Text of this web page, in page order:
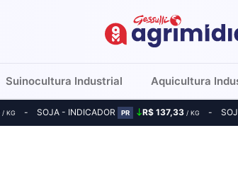
Suinocultura Industrial Aquicultura
/ KG SOJA - INDICADOR PR R$ 137,33/ KG